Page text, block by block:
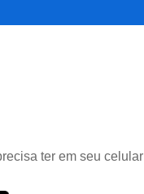
ter em seu celular